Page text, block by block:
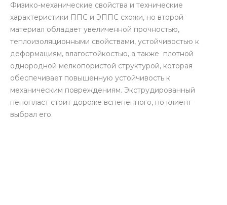
Физико-механические свойства и технические
характеристики ППС и ЭППС схожи, но второй
материал обладает увеличенной прочностью,
теплоизоляционными свойствами, устойчивостью к
деформациям, влагостойкостью, а также плотной
однородной мелкопористой структурой, которая
обеспечивает повышенную устойчивость к
механическим повреждениям. Экструдированный
пенопласт стоит дороже вспененного, но клиент
выбрал его.